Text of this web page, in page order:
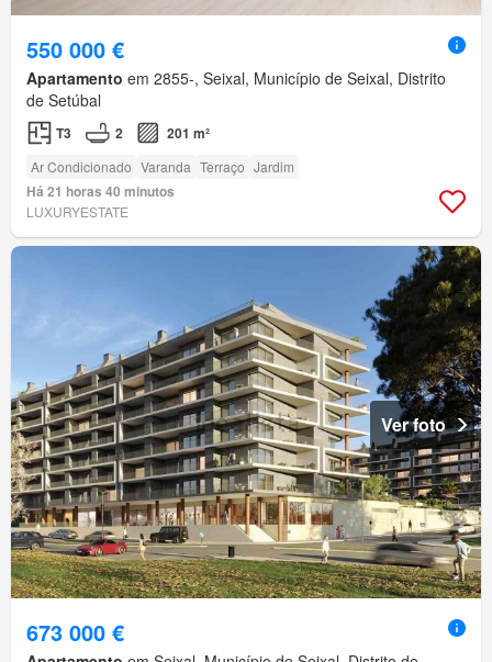
550 000 €
Apartamento em 2855-, Seixal, Município de Seixal, Distrito
de Setúbal
T3 2 201 m²
Ar Condicionado Varanda Terraço Jardim
Há 21 horas 40 minutos
LUXURYESTATE
Ver foto
673 000 €